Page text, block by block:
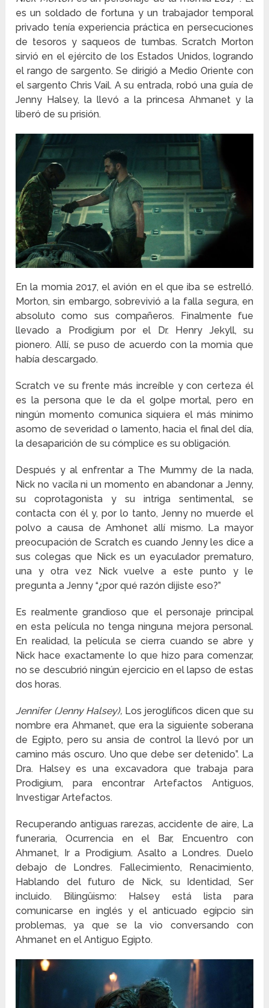
es un soldado de fortuna y un trabajador temporal
privado tenía experiencia práctica en persecuciones
de tesoros y saqueos de tumbas. Scratch Morton
sirvió en el ejército de los Estados Unidos, logrando
el rango de sargento. Se dirigió a Medio Oriente con
el sargento Chris Vail. A su entrada, robó una guía de
Jenny Halsey, la llevó a la princesa Ahmanet y la
liberó de su prisión.
En la momia 2017, el avión en el que iba se estrelló.
Morton, sin embargo, sobrevivió a la falla segura, en
absoluto como sus compañeros. Finalmente fue
llevado a Prodigium por el Dr. Henry Jekyll, su
pionero. Allí, se puso de acuerdo con la momia que
había descargado.
Scratch ve su frente más increíble y con certeza él
es la persona que le da el golpe mortal, pero en
ningún momento comunica siquiera el más mínimo
asomo de severidad o lamento, hacia el final del día,
la desaparición de su cómplice es su obligación.
Después y al enfrentar a The Mummy de la nada,
Nick no vacila ni un momento en abandonar a Jenny,
su coprotagonista y su intriga sentimental, se
contacta con él y, por lo tanto, Jenny no muerde el
polvo a causa de Amhonet allí mismo. La mayor
preocupación de Scratch es cuando Jenny les dice a
sus colegas que Nick es un eyaculador prematuro,
una y otra vez Nick vuelve a este punto y le
pregunta a Jenny “¿por qué razón dijiste eso?”
Es realmente grandioso que el personaje principal
en esta película no tenga ninguna mejora personal.
En realidad, la película se cierra cuando se abre y
Nick hace exactamente lo que hizo para comenzar,
no se descubrió ningún ejercicio en el lapso de estas
dos horas.
Jennifer (Jenny Halsey), Los jeroglíficos dicen que su
nombre era Ahmanet, que era la siguiente soberana
de Egipto, pero su ansia de control la llevó por un
camino más oscuro. Uno que debe ser detenido”. La
Dra. Halsey es una excavadora que trabaja para
Prodigium, para encontrar Artefactos Antiguos,
Investigar Artefactos.
Recuperando antiguas rarezas, accidente de aire, La
funeraria, Ocurrencia en el Bar, Encuentro con
Ahmanet, Ir a Prodigium. Asalto a Londres. Duelo
debajo de Londres. Fallecimiento, Renacimiento,
Hablando del futuro de Nick, su Identidad, Ser
incluido. Bilingüismo: Halsey está lista para
comunicarse en inglés y el anticuado egipcio sin
problemas, ya que se la vio conversando con
Ahmanet en el Antiguo Egipto.